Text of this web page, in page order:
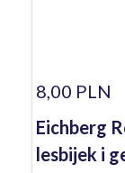
8,00 PLN
Eichberg
lesbijek i